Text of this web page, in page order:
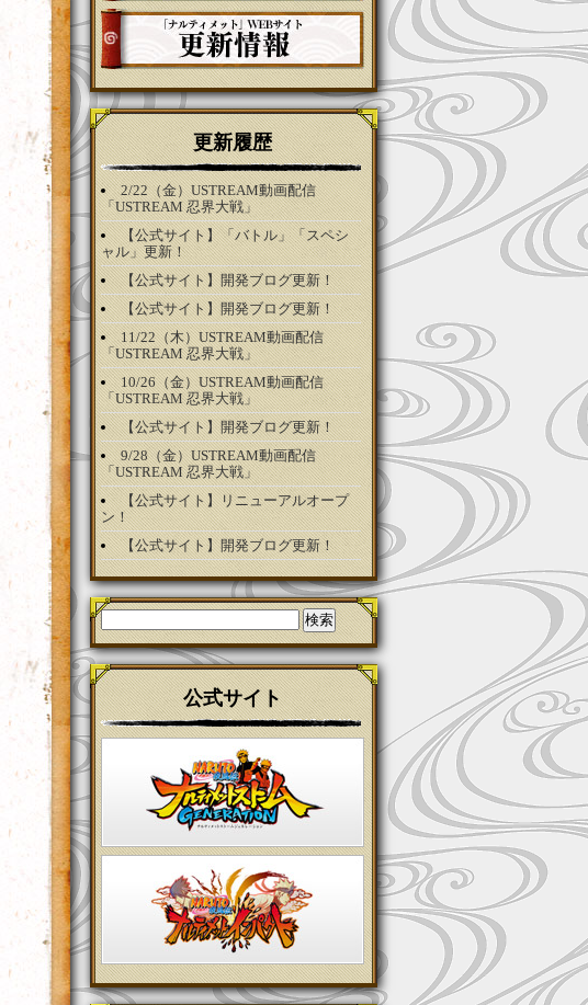
更新履歴
2/22（金）USTREAM動画配信
「USTREAM 忍界大戦」
【公式サイト】「バトル」「スペシ
ャル」更新！
【公式サイト】開発ブログ更新！
【公式サイト】開発ブログ更新！
11/22（木）USTREAM動画配信
「USTREAM 忍界大戦」
10/26（金）USTREAM動画配信
「USTREAM 忍界大戦」
【公式サイト】開発ブログ更新！
9/28（金）USTREAM動画配信
「USTREAM 忍界大戦」
【公式サイト】リニューアルオープ
ン！
【公式サイト】開発ブログ更新！
検
索:
公式サイト